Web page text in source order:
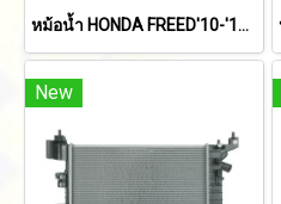
หม้อน้ำ HONDA FREED'10-'16 (A/T)
New